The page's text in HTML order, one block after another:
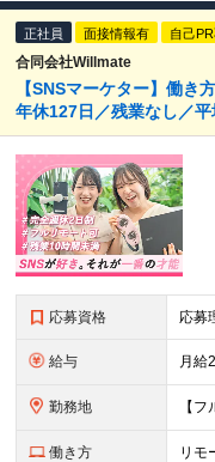
正社員 面接情報有 自己
合同会社Willmate
【SNSマーケター】働き
年休127日／残業なし／
応募資格
給与
勤務地
働き方 リモ